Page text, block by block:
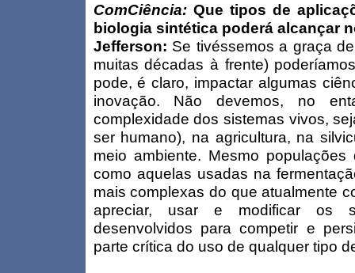
ComCiência: Que tipos de
biologia sintética poderá alcançar
Jefferson: Se tivéssemos a graça
muitas décadas à frente)
pode, é claro, impactar algumas
inovação. Não devemos, no
complexidade dos sistemas vivos,
ser humano), na agricultura, na
meio ambiente. Mesmo
como aquelas usadas na
mais complexas do que atualmente
apreciar, usar e modificar os
desenvolvidos para competir e
parte crítica do uso de qualquer tipo